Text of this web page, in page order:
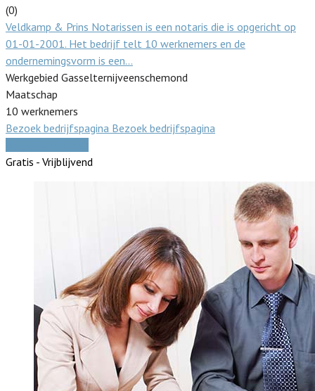
(0)
Veldkamp & Prins Notarissen is een notaris die is opgericht op
01-01-2001. Het bedrijf telt 10 werknemers en de
ondernemingsvorm is een…
Werkgebied Gasselternijveenschemond
Maatschap
10 werknemers
Bezoek bedrijfspagina Bezoek bedrijfspagina
Gratis - Vrijblijvend